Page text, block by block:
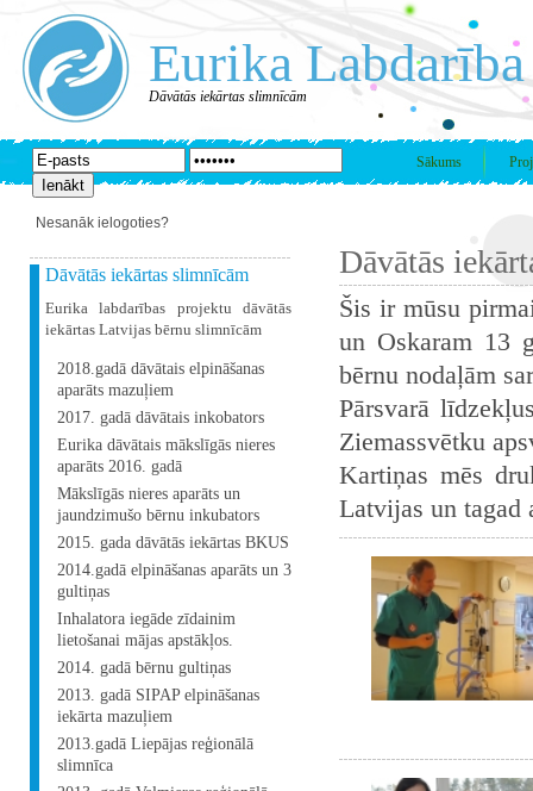
Eurika Labdarība
Dāvātās iekārtas slimnīcām
Sākums
Nesanāk ielogoties?
Dāvātās iekārtas slimnīcām
Eurika labdarības projektu dāvātās
iekārtas Latvijas bērnu slimnīcām
2018.gadā dāvātais elpināšanas
aparāts mazuļiem
2017. gadā dāvātais inkobators
Eurika dāvātais mākslīgās nieres
aparāts 2016. gadā
Mākslīgās nieres aparāts un
jaundzimušo bērnu inkubators
2015. gada dāvātās iekārtas BKUS
2014.gadā elpināšanas aparāts un 3
gultiņas
Inhalatora iegāde zīdainim
lietošanai mājas apstākļos.
2014. gadā bērnu gultiņas
2013. gadā SIPAP elpināšanas
iekārta mazuļiem
2013.gadā Liepājas reģionālā
slimnīca
Dāvātās
Šis ir mūsu
un Oskaram 13
bērnu nodaļām
Pārsvarā
Ziemassvētku
Kartiņas mēs
Latvijas un tagad